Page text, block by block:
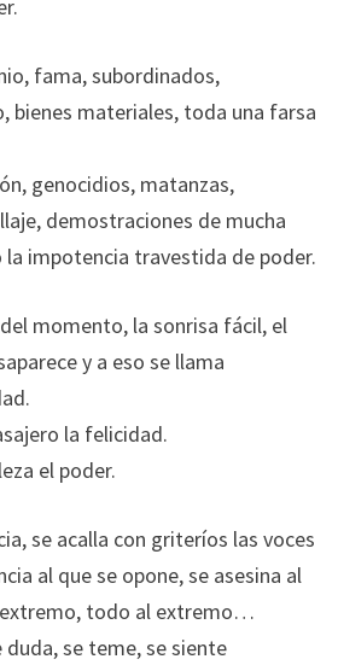
fama, subordinados,
bienes materiales, toda una farsa
genocidios, matanzas,
demostraciones de mucha
impotencia travestida de poder.
momento, la sonrisa fácil, el
y a eso se llama
la felicidad.
el poder.
se acalla con griteríos las voces
al que se opone, se asesina al
todo al extremo…
se teme, se siente